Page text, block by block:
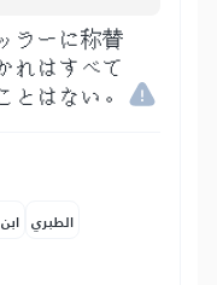
ラーに称賛
れはすべて
とはない。
الطبري